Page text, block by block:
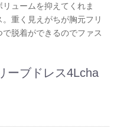
ュームを抑えてくれま
重く見えがちが胸元フリ
脱着ができるのでファス
ーブドレス4Lcha